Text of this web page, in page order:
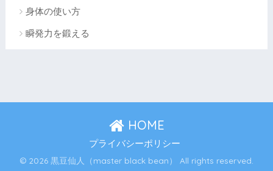
身体の使い方
瞬発力を鍛える
HOME
プライバシーポリシー
© 2026 黒豆仙人（master black bean） All rights reserved.